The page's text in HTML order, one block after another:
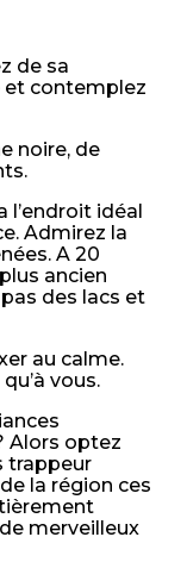
de sa
et contemplez
noire, de
l’endroit idéal
Admirez la
A 20
ancien
des lacs et
au calme.
vous.
Alors optez
trappeur
la région ces
merveilleux